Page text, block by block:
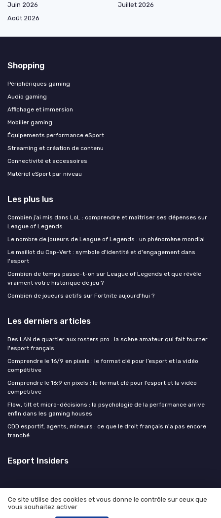
Juin 2026
Juillet 2026
Août 2026
Shopping
Périphériques gaming
Audio gaming
Affichage et immersion
Mobilier gaming
Équipements performance eSport
Streaming et création de contenu
Connectivité et accessoires
Matériel eSport par niveau
Les plus lus
Combien j’ai mis dans LoL : comprendre et maîtriser ses dépenses sur
League of Legends
Le nombre de joueurs de League of Legends : un phénomène mondial
Le maillot du Cap-Vert : symbole d'identité et d'engagement dans
l'esport
Combien de temps passe-t-on sur League of Legends et que révèle
vraiment votre historique de jeu ?
Combien de joueurs actifs sur Fortnite aujourd'hui ?
Les derniers articles
Des LAN de quartier aux rosters pro : la scène amateur qui fait tourner
l'esport français
Comprendre le 16/9 en pixels : le format clé pour l’esport et la vidéo
compétitive
Comprendre le 16:9 en pixels : le format clé pour l’esport et la vidéo
compétitive
Flow, tilt et micro-décisions : la psychologie de la performance arrive
enfin dans les gaming houses
CDD esportif, agents, mineurs : ce que le droit français n'a pas encore
tranché
Esport Insiders
Mentions légales
Ce site utilise des cookies et vous donne le contrôle sur ceux que
vous souhaitez activer